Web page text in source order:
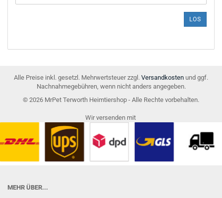
DIE
EIN.
LOS
Alle Preise inkl. gesetzl. Mehrwertsteuer zzgl. Versandkosten und ggf.
Nachnahmegebühren, wenn nicht anders angegeben.
© 2026 MrPet Terworth Heimtiershop - Alle Rechte vorbehalten.
Wir versenden mit
MEHR ÜBER...